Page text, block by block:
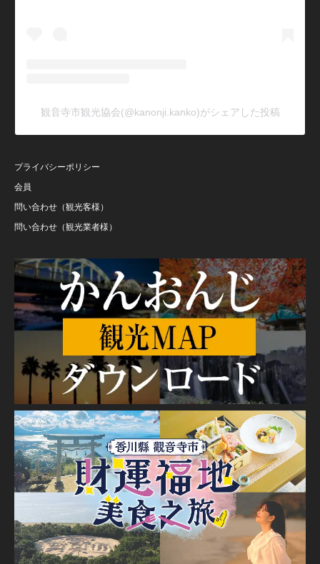
観音寺市観光協会(@kanonji.kanko)がシェアした投稿
プライバシーポリシー
会員
問い合わせ（観光客様）
問い合わせ（観光業者様）